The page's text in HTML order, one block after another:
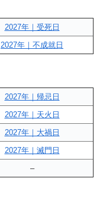
2027年｜受死日
2027年｜不成就日
2027年｜帰忌日
2027年｜天火日
2027年｜大禍日
2027年｜滅門日
–